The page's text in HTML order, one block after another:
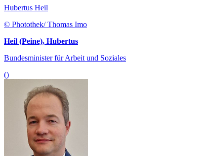
Hubertus Heil
© Photothek/ Thomas Imo
Heil (Peine), Hubertus
Bundesminister für Arbeit und Soziales
()